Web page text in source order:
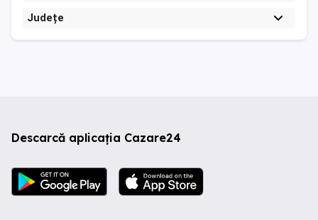
Județe
Descarcă aplicația Cazare24